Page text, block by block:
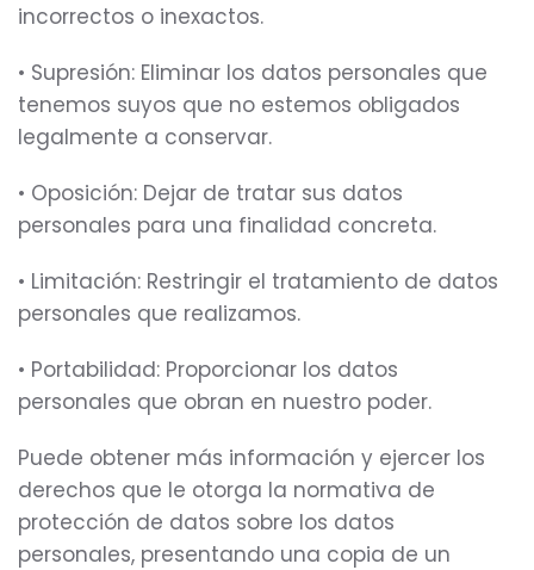
incorrectos o inexactos.
• Supresión: Eliminar los datos personales que
tenemos suyos que no estemos obligados
legalmente a conservar.
• Oposición: Dejar de tratar sus datos
personales para una finalidad concreta.
• Limitación: Restringir el tratamiento de datos
personales que realizamos.
• Portabilidad: Proporcionar los datos
personales que obran en nuestro poder.
Puede obtener más información y ejercer los
derechos que le otorga la normativa de
protección de datos sobre los datos
personales, presentando una copia de un